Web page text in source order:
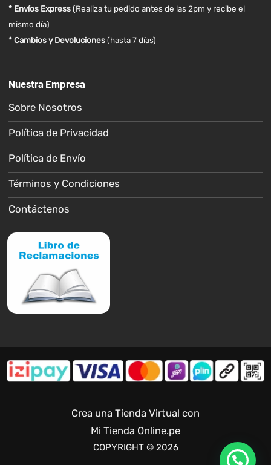
* Envíos Express(Realiza tu pedido antes de las 2pm y recibe el
mismo día)
* Cambios y Devoluciones (hasta 7 días)
Nuestra Empresa
Sobre Nosotros
Política de Privacidad
Política de Envío
Términos y Condiciones
Contáctenos
Crea una Tienda Virtual con
Mi Tienda Online.pe
COPYRIGHT © 2026